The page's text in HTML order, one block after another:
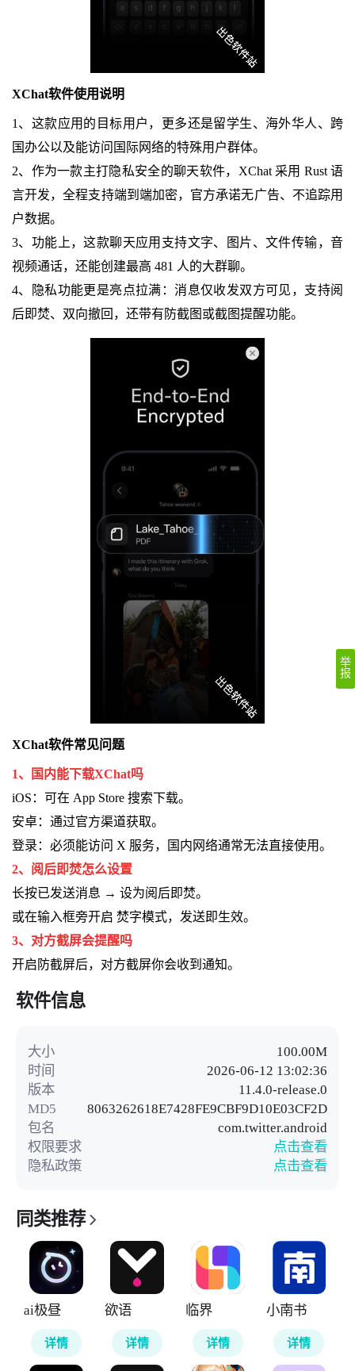
XChat软件使用说明
1、这款应用的目标用户，更多还是留学生、海外华人、跨
国办公以及能访问国际网络的特殊用户群体。
2、作为一款主打隐私安全的聊天软件，XChat 采用 Rust 语
言开发，全程支持端到端加密，官方承诺无广告、不追踪用
户数据。
3、功能上，这款聊天应用支持文字、图片、文件传输，音
视频通话，还能创建最高 481 人的大群聊。
4、隐私功能更是亮点拉满：消息仅收发双方可见，支持阅
后即焚、双向撤回，还带有防截图或截图提醒功能。
XChat软件常见问题
1、国内能下载XChat吗
iOS：可在 App Store 搜索下载。
安卓：通过官方渠道获取。
登录：必须能访问 X 服务，国内网络通常无法直接使用。
2、阅后即焚怎么设置
长按已发送消息 → 设为阅后即焚。
或在输入框旁开启 焚字模式，发送即生效。
3、对方截屏会提醒吗
开启防截屏后，对方截屏你会收到通知。
软件信息
大小
100.00M
时间
2026-06-12 13:02:36
版本
11.4.0-release.0
MD5
8063262618E7428FE9CBF9D10E03CF2D
包名
com.twitter.android
权限要求
点击查看
隐私政策
点击查看
同类推荐
ai极昼
详情
欲语
详情
临界
详情
小南书
详情
举
报